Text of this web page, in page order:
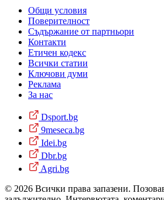
Общи условия
Поверителност
Съдържание от партньори
Контакти
Етичен кодекс
Всички статии
Ключови думи
Реклама
За нас
Dsport.bg
9meseca.bg
Idei.bg
Dbr.bg
Agri.bg
© 2026 Всички права запазени.